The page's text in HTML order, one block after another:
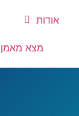
אודות
מצא מאמן